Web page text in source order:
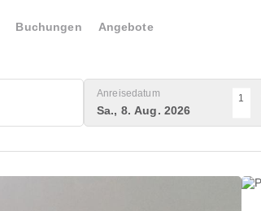
Buchungen Angebote
Anreisedatum
Sa., 8. Aug. 2026
1